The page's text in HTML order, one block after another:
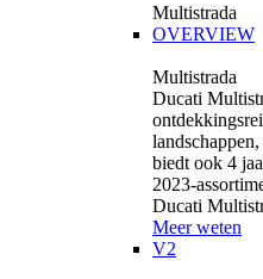
Multistrada
OVERVIEW
Multistrada
Ducati
biedt ook 4
2023-
Ducati
Meer weten
V2